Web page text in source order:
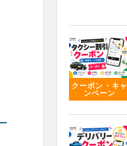
クーポン・キャ
ンペーン